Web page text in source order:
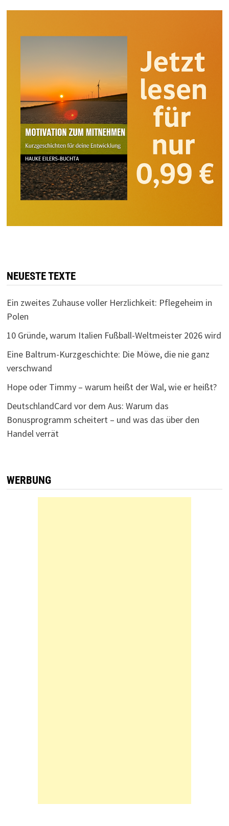
NEUESTE TEXTE
Ein zweites Zuhause voller Herzlichkeit: Pflegeheim in
Polen
10 Gründe, warum Italien Fußball-Weltmeister 2026 wird
Eine Baltrum-Kurzgeschichte: Die Möwe, die nie ganz
verschwand
Hope oder Timmy – warum heißt der Wal, wie er heißt?
DeutschlandCard vor dem Aus: Warum das
Bonusprogramm scheitert – und was das über den
Handel verrät
WERBUNG